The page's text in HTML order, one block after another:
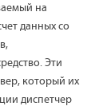
на
данных со
Эти
который их
диспетчер